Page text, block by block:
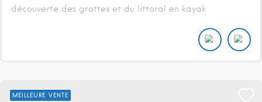
découverte des grottes et du littoral en kayak
MEILLEURE VENTE